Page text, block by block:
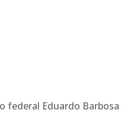
federal Eduardo Barbosa